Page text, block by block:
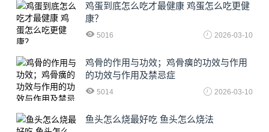
鸡蛋到底怎么吃才最健康 鸡蛋怎么吃更健
康？
5016 2026-03-10
鸡骨的作用与功效；鸡骨癀的功效与作用
的功效与作用及禁忌症
5014 2026-03-10
鱼头怎么烧最好吃 鱼头怎么烧法